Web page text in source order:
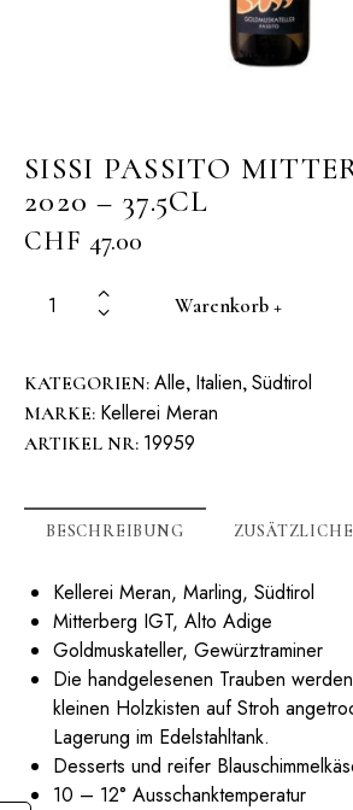
SISSI PASSITO
2020 – 37.5CL
CHF 47.00
Warenkorb +
KATEGORIEN: Alle, Italien, Südtirol
MARKE: Kellerei Meran
ARTIKEL NR: 19959
BESCHREIBUNG
Kellerei Meran, Marling, Südtirol
Mitterberg IGT, Alto Adige
Goldmuskateller, Gewürztraminer
Die handgelesenen Trauben
kleinen Holzkisten auf Stroh
Lagerung im Edelstahltank.
Desserts und reifer
10 – 12° Ausschanktemperatur